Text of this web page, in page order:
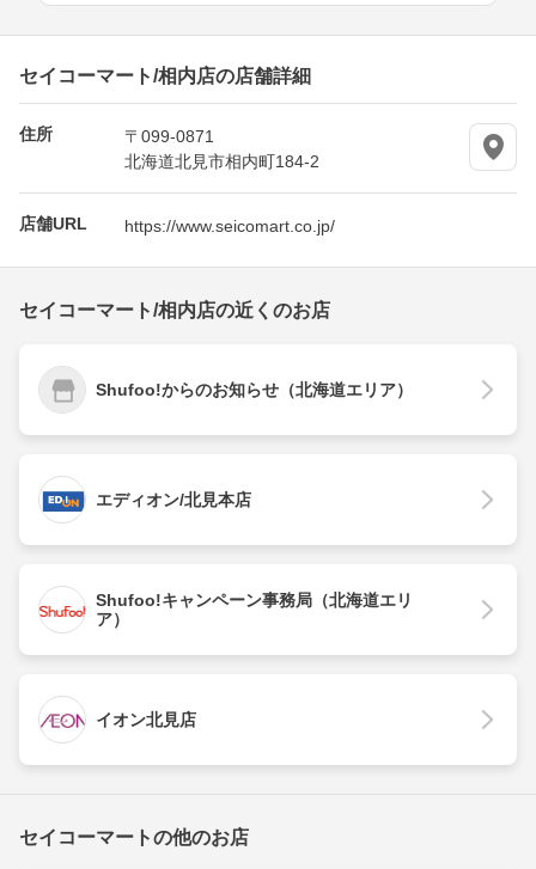
セイコーマート/相内店の店舗詳細
住所
〒099-0871
北海道北見市相内町184-2
店舗URL https://www.seicomart.co.jp/
セイコーマート/相内店の近くのお店
Shufoo!からのお知らせ（北海道エリア）
エディオン/北見本店
Shufoo!キャンペーン事務局（北海道エリ
ア）
イオン北見店
セイコーマートの他のお店